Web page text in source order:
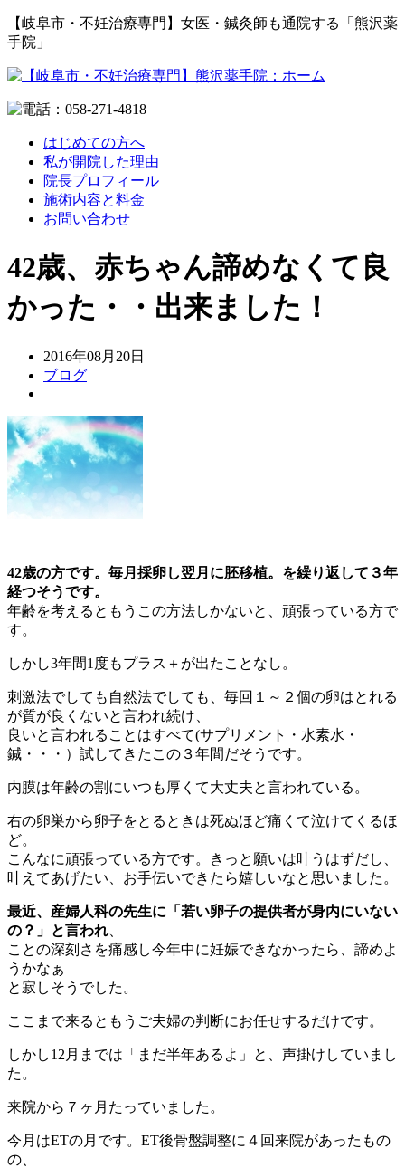
【岐阜市・不妊治療専門】女医・鍼灸師も通院する「熊沢薬
手院」
はじめての方へ
私が開院した理由
院長プロフィール
施術内容と料金
お問い合わせ
42歳、赤ちゃん諦めなくて良
かった・・出来ました！
2016年08月20日
ブログ
42歳の方です。毎月採卵し翌月に胚移植。を繰り返して３年
経つそうです。
年齢を考えるともうこの方法しかないと、頑張っている方で
す。
しかし3年間1度もプラス＋が出たことなし。
刺激法でしても自然法でしても、毎回１～２個の卵はとれる
が質が良くないと言われ続け、
良いと言われることはすべて(サプリメント・水素水・
鍼・・・）試してきたこの３年間だそうです。
内膜は年齢の割にいつも厚くて大丈夫と言われている。
右の卵巣から卵子をとるときは死ぬほど痛くて泣けてくるほ
ど。
こんなに頑張っている方です。きっと願いは叶うはずだし、
叶えてあげたい、お手伝いできたら嬉しいなと思いました。
最近、産婦人科の先生に「若い卵子の提供者が身内にいない
の？」と言われ
ことの深刻さを痛感し今年中に妊娠できなかったら、諦めよ
うかなぁ
と寂しそうでした。
ここまで来るともうご夫婦の判断にお任せするだけです。
しかし12月までは「まだ半年あるよ」と、声掛けしていまし
た。
来院から７ヶ月たっていました。
今月はETの月です。ET後骨盤調整に４回来院があったもの
の、